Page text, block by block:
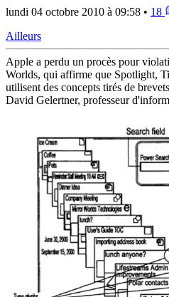
lundi 04 octobre 2010 à 09:58 • 18
Ailleurs
Apple a perdu un procès pour
Worlds, qui affirme que Spotlight,
utilisent des concepts tirés de
David Gelertner, professeur